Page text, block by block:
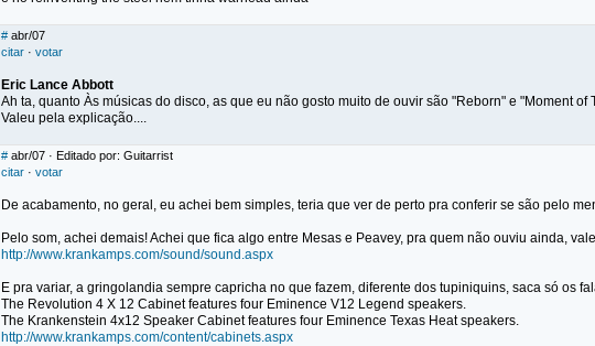
# abr/07
citar · votar
Eric Lance Abbott
Ah ta, quanto Às músicas do disco, as que eu não gosto muito de ouvir são "Reborn" e "Moment of
Valeu pela explicação....
# abr/07 · Editado por: Guitarrist
citar · votar
De acabamento, no geral, eu achei bem simples, teria que ver de perto pra conferir se são pelo
Pelo som, achei demais! Achei que fica algo entre Mesas e Peavey, pra quem não ouviu ainda,
http://www.krankamps.com/sound/sound.aspx
E pra variar, a gringolandia sempre capricha no que fazem, diferente dos tupiniquins, saca só os
The Revolution 4 X 12 Cabinet features four Eminence V12 Legend speakers.
The Krankenstein 4x12 Speaker Cabinet features four Eminence Texas Heat speakers.
http://www.krankamps.com/content/cabinets.aspx